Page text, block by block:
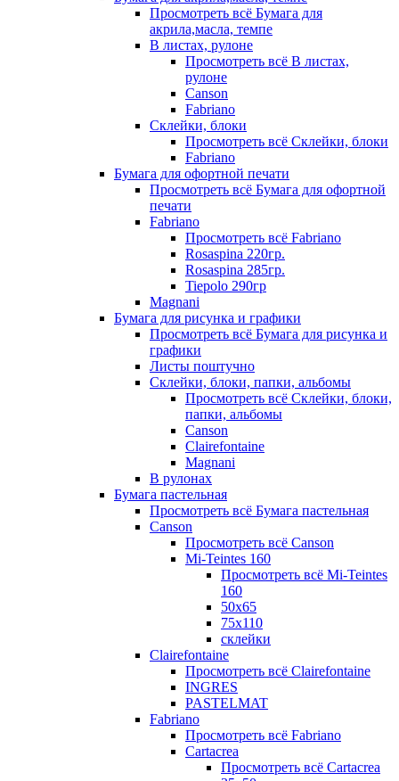
Просмотреть всё Бумага для
акрила,масла, темпе
В листах, рулоне
Просмотреть всё В листах,
рулоне
Canson
Fabriano
Склейки, блоки
Просмотреть всё Склейки, блоки
Fabriano
Бумага для офортной печати
Просмотреть всё Бумага для офортной
печати
Fabriano
Просмотреть всё Fabriano
Rosaspina 220гр.
Rosaspina 285гр.
Tiepolo 290гр
Magnani
Бумага для рисунка и графики
Просмотреть всё Бумага для рисунка и
графики
Листы поштучно
Склейки, блоки, папки, альбомы
Просмотреть всё Склейки, блоки,
папки, альбомы
Canson
Clairefontaine
Magnani
В рулонах
Бумага пастельная
Просмотреть всё Бумага пастельная
Canson
Просмотреть всё Canson
Mi-Teintes 160
Просмотреть всё Mi-Teintes
160
50х65
75х110
склейки
Clairefontaine
Просмотреть всё Clairefontaine
INGRES
PASTELMAT
Fabriano
Просмотреть всё Fabriano
Cartacrea
Просмотреть всё Cartacrea